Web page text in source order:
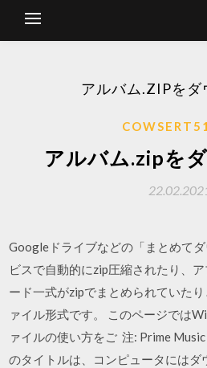
アルバム.ZIPをダ
アルバム.zipを
Googleドライブなどの「まとめて
ビスで自動的にzip圧縮されたり、
ード一式がzipでまとめられていた
ァイル形式です。 このページでは
ァイルの使い方をご 注: Prime
のタイトルは、コンピュータにはダ